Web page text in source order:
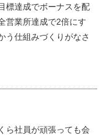
標達成でボーナスを配
営業所達成で2倍にす
う仕組みづくりがなさ
ら社員が頑張っても会